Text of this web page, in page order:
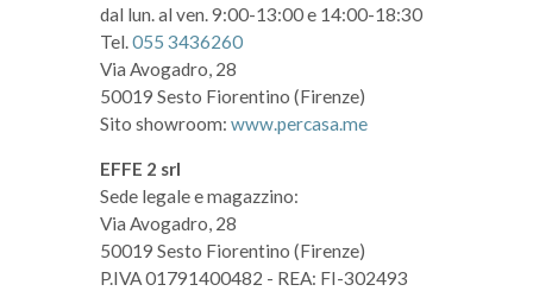
dal lun. al ven. 9:00-13:00 e 14:00-18:30
Tel.055 3436260
Via Avogadro, 28
50019 Sesto Fiorentino (Firenze)
Sito showroom: www.percasa.me
EFFE 2 srl
Sede legale e magazzino:
Via Avogadro, 28
50019 Sesto Fiorentino (Firenze)
P.IVA 01791400482 - REA: FI-302493